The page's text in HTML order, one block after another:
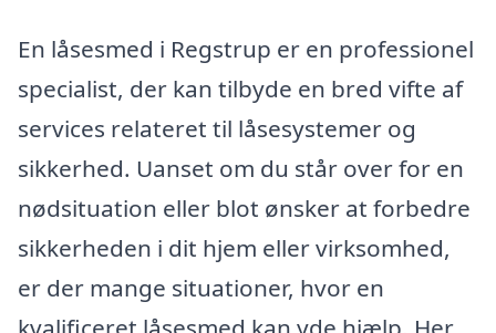
En låsesmed i Regstrup er en professionel
specialist, der kan tilbyde en bred vifte af
services relateret til låsesystemer og
sikkerhed. Uanset om du står over for en
nødsituation eller blot ønsker at forbedre
sikkerheden i dit hjem eller virksomhed,
er der mange situationer, hvor en